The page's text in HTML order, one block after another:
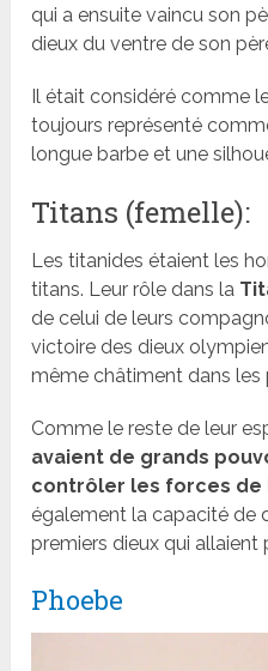
qui a ensuite vaincu son
dieux du ventre de son
Il était considéré comme
toujours représenté
longue barbe et une
Titans (femelle):
Les titanides étaient les
titans. Leur rôle dans la
de celui de leurs
victoire des dieux
même châtiment dans les
Comme le reste de leur
avaient de grands
contrôler les forces de
également la capacité de
premiers dieux qui allaient
Phoebe